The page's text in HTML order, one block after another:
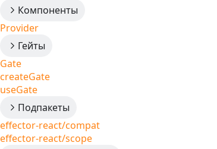
Компоненты
Provider
Гейты
Gate
createGate
useGate
Подпакеты
effector-react/compat
effector-react/scope